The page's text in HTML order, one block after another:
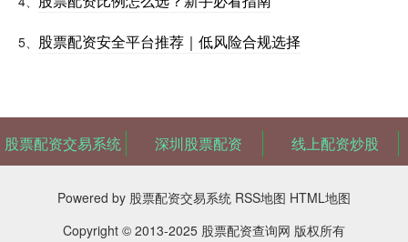
5、 股票配资安全平台推荐｜低风险合规选择
股票配资交易系统 深圳股票配资 线上配资炒股
Powered by 股票配资交易系统 RSS地图 HTML地图
Copyright © 2013-2025 股票配资查询网 版权所有